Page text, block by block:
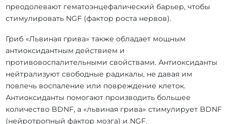
преодолевают гематоэнцефалический барьер, чтобы
стимулировать NGF (фактор роста нервов).
Гриб «Львиная грива» также обладает мощным
антиоксидантным действием и
противовоспалительными свойствами. Антиоксиданты
нейтрализуют свободные радикалы, не давая им
повлечь воспаление или повреждение клеток.
Антиоксиданты помогают производить большее
количество BDNF, а «львиная грива» стимулирует BDNF
(нейротропный фактор мозга) и NGF.